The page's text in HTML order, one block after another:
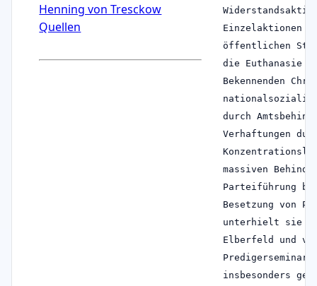
Henning von Tresckow
Quellen
Einzelaktionen
öffentlichen
die Euthanasie
Bekennenden
durch
Verhaftungen
massiven
Parteiführung
Besetzung von
unterhielt sie 2
Elberfeld und
insbesonders